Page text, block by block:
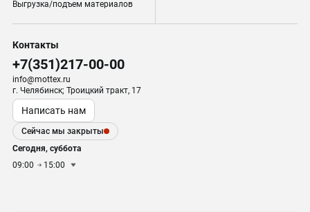
Выгрузка/подъем материалов
Контакты
+7(351)217-00-00
info@mottex.ru
г. Челябинск; Троицкий тракт, 17
Написать нам
Сейчас мы закрыты
Сегодня, суббота
09:00
15:00